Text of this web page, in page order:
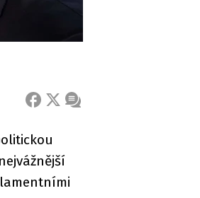
FACEBOOK
X ZPRÁVA